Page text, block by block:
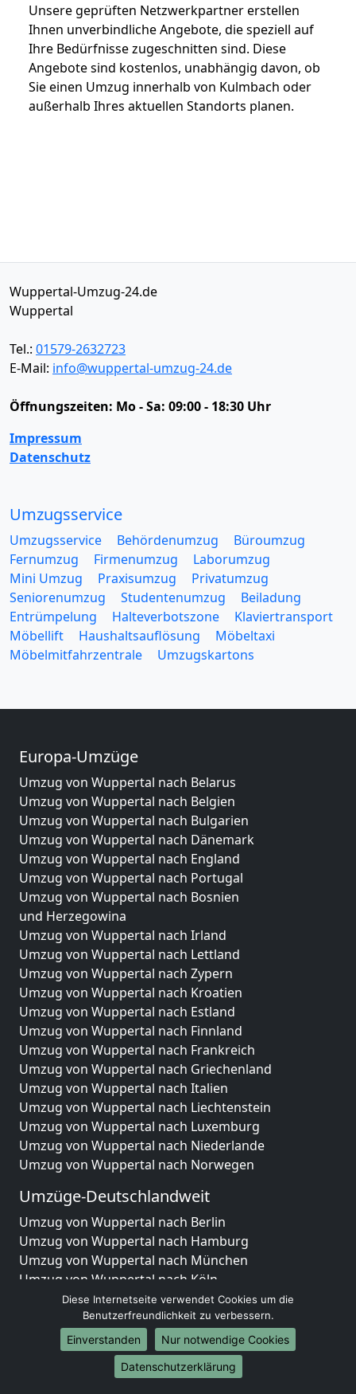
Unsere geprüften Netzwerkpartner erstellen
Ihnen unverbindliche Angebote, die speziell auf
Ihre Bedürfnisse zugeschnitten sind. Diese
Angebote sind kostenlos, unabhängig davon, ob
Sie einen Umzug innerhalb von Kulmbach oder
außerhalb Ihres aktuellen Standorts planen.
Wuppertal-Umzug-24.de
Wuppertal
Tel.: 01579-2632723
E-Mail: info@wuppertal-umzug-24.de
Öffnungszeiten: Mo - Sa: 09:00 - 18:30 Uhr
Impressum
Datenschutz
Umzugsservice
Umzugsservice Behördenumzug
Büroumzug
Fernumzug
Firmenumzug
Laborumzug
Mini Umzug
Praxisumzug
Privatumzug
Seniorenumzug
Studentenumzug
Beiladung
Entrümpelung
Halteverbotszone
Klaviertransport
Möbellift
Haushaltsauflösung
Möbeltaxi
Möbelmitfahrzentrale
Umzugskartons
Europa-Umzüge
Umzug von Wuppertal nach Belarus
Umzug von Wuppertal nach Belgien
Umzug von Wuppertal nach Bulgarien
Umzug von Wuppertal nach Dänemark
Umzug von Wuppertal nach England
Umzug von Wuppertal nach Portugal
Umzug von Wuppertal nach Bosnien
und Herzegowina
Umzug von Wuppertal nach Irland
Umzug von Wuppertal nach Lettland
Umzug von Wuppertal nach Zypern
Umzug von Wuppertal nach Kroatien
Umzug von Wuppertal nach Estland
Umzug von Wuppertal nach Finnland
Umzug von Wuppertal nach Frankreich
Umzug von Wuppertal nach Griechenland
Umzug von Wuppertal nach Italien
Umzug von Wuppertal nach Liechtenstein
Umzug von Wuppertal nach Luxemburg
Umzug von Wuppertal nach Niederlande
Umzug von Wuppertal nach Norwegen
Umzüge-Deutschlandweit
Umzug von Wuppertal nach Berlin
Umzug von Wuppertal nach Hamburg
Umzug von Wuppertal nach München
Umzug von Wuppertal nach Köln
Umzug von Wuppertal nach Frankfurt am Main
Umzug von Wuppertal nach Stuttgart
Umzug von Wuppertal nach Düsseldorf
Umzug von Wuppertal nach Leipzig
Umzug von Wuppertal nach Dortmund
Diese Internetseite verwendet Cookies um die
Benutzerfreundlichkeit zu verbessern.
Einverstanden
Nur notwendige Cookies
Datenschutzerklärung